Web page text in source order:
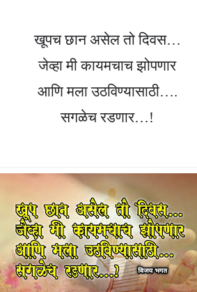
खूपच छान असेल तो दिवस…
जेव्हा मी कायमचाच झोपणार
आणि मला उठविण्यासाठी….
सगळेच रडणार…!